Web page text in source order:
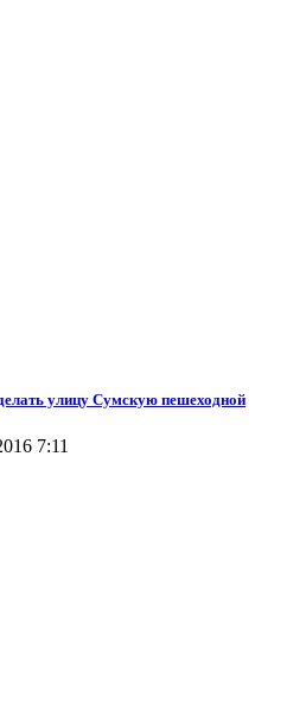
улицу Сумскую пешеходной
7:11